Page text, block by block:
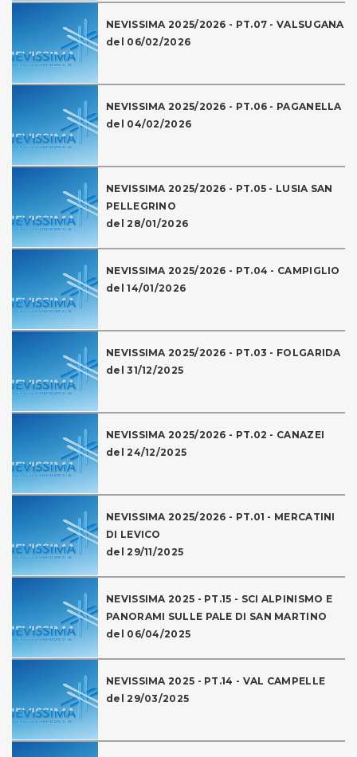
NEVISSIMA 2025/2026 - PT.07 - VALSUGANA
del 06/02/2026
NEVISSIMA 2025/2026 - PT.06 - PAGANELLA
del 04/02/2026
NEVISSIMA 2025/2026 - PT.05 - LUSIA SAN
PELLEGRINO
del 28/01/2026
NEVISSIMA 2025/2026 - PT.04 - CAMPIGLIO
del 14/01/2026
NEVISSIMA 2025/2026 - PT.03 - FOLGARIDA
del 31/12/2025
NEVISSIMA 2025/2026 - PT.02 - CANAZEI
del 24/12/2025
NEVISSIMA 2025/2026 - PT.01 - MERCATINI
DI LEVICO
del 29/11/2025
NEVISSIMA 2025 - PT.15 - SCI ALPINISMO E
PANORAMI SULLE PALE DI SAN MARTINO
del 06/04/2025
NEVISSIMA 2025 - PT.14 - VAL CAMPELLE
del 29/03/2025